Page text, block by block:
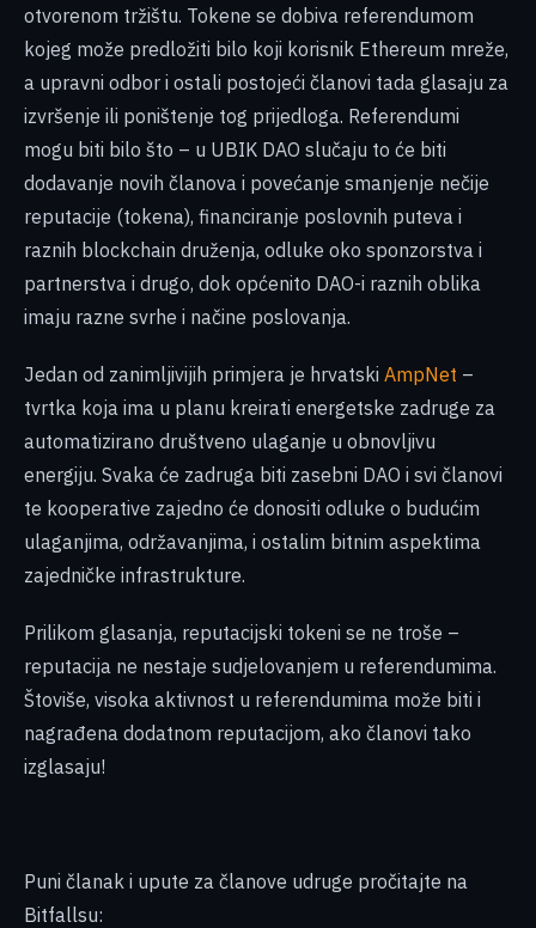
otvorenom tržištu. Tokene se dobiva referendumom
kojeg može predložiti bilo koji korisnik Ethereum mreže,
a upravni odbor i ostali postojeći članovi tada glasaju za
izvršenje ili poništenje tog prijedloga. Referendumi
mogu biti bilo što – u UBIK DAO slučaju to će biti
dodavanje novih članova i povećanje smanjenje nečije
reputacije (tokena), financiranje poslovnih puteva i
raznih blockchain druženja, odluke oko sponzorstva i
partnerstva i drugo, dok općenito DAO-i raznih oblika
imaju razne svrhe i načine poslovanja.
Jedan od zanimljivijih primjera je hrvatski AmpNet –
tvrtka koja ima u planu kreirati energetske zadruge za
automatizirano društveno ulaganje u obnovljivu
energiju. Svaka će zadruga biti zasebni DAO i svi članovi
te kooperative zajedno će donositi odluke o budućim
ulaganjima, održavanjima, i ostalim bitnim aspektima
zajedničke infrastrukture.
Prilikom glasanja, reputacijski tokeni se ne troše –
reputacija ne nestaje sudjelovanjem u referendumima.
Štoviše, visoka aktivnost u referendumima može biti i
nagrađena dodatnom reputacijom, ako članovi tako
izglasaju!
Puni članak i upute za članove udruge pročitajte na
Bitfallsu: